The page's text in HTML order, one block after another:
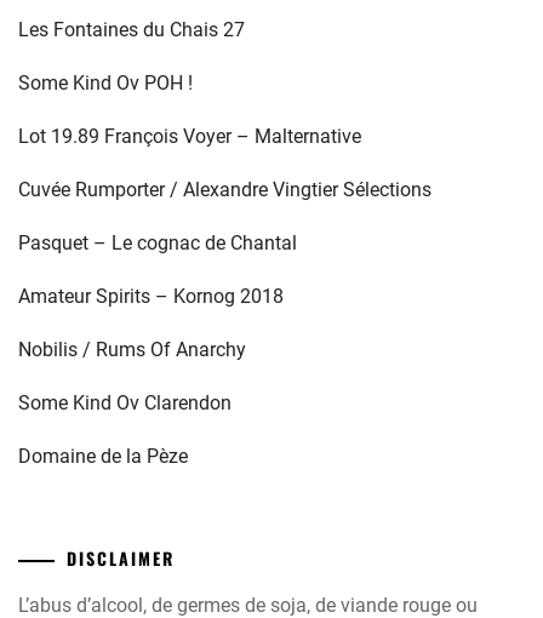
Les Fontaines du Chais 27
Some Kind Ov POH !
Lot 19.89 François Voyer – Malternative
Cuvée Rumporter / Alexandre Vingtier Sélections
Pasquet – Le cognac de Chantal
Amateur Spirits – Kornog 2018
Nobilis / Rums Of Anarchy
Some Kind Ov Clarendon
Domaine de la Pèze
DISCLAIMER
L’abus d’alcool, de germes de soja, de viande rouge ou